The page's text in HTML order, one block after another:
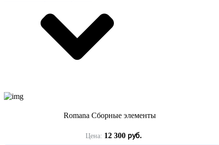
Romana Сборные элементы
Цена: 12 300 руб.